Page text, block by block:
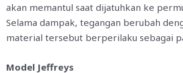
akan memantul saat dijatuhkan ke
Selama dampak, tegangan berubah
material tersebut berperilaku sebagai
Model Jeffreys